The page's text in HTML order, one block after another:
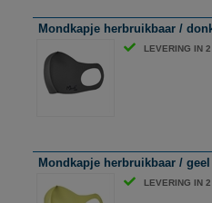
Mondkapje herbruikbaar /
LEVERING IN
Mondkapje herbruikbaar /
LEVERING IN